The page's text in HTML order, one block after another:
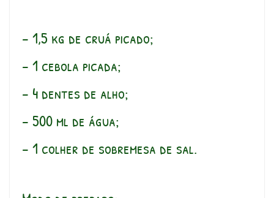
– 1,5 kg de cruá picado;
– 1 cebola picada;
– 4 dentes de alho;
– 500 ml de água;
– 1 colher de sobremesa de sal.